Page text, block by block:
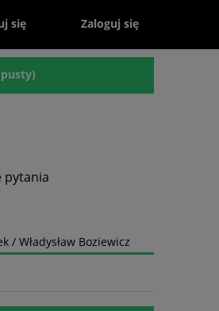
się Zaloguj się
pytania
/ Władysław Boziewicz